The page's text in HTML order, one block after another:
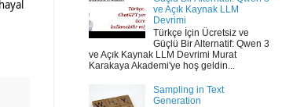
ve Açık Kaynak LLM
Devrimi
Türkçe İçin Ücretsiz ve
Güçlü Bir Alternatif: Qwen 3
ve Açık Kaynak LLM Devrimi Murat
Karakaya Akademi'ye hoş geldin...
Sampling in Text
Generation